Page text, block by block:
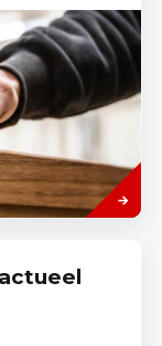
Read
more